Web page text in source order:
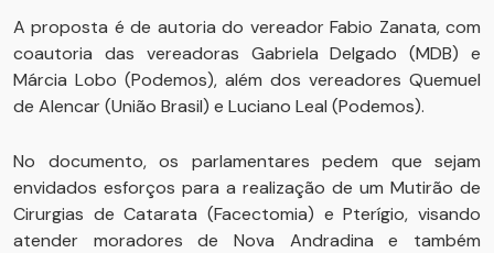
A proposta é de autoria do vereador Fabio Zanata, com
coautoria das vereadoras Gabriela Delgado (MDB) e
Márcia Lobo (Podemos), além dos vereadores Quemuel
de Alencar (União Brasil) e Luciano Leal (Podemos).
No documento, os parlamentares pedem que sejam
envidados esforços para a realização de um Mutirão de
Cirurgias de Catarata (Facectomia) e Pterígio, visando
atender moradores de Nova Andradina e também